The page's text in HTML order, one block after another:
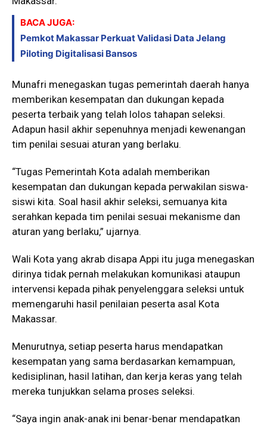
BACA JUGA:
Pemkot Makassar Perkuat Validasi Data Jelang
Piloting Digitalisasi Bansos
Munafri menegaskan tugas pemerintah daerah hanya
memberikan kesempatan dan dukungan kepada
peserta terbaik yang telah lolos tahapan seleksi.
Adapun hasil akhir sepenuhnya menjadi kewenangan
tim penilai sesuai aturan yang berlaku.
“Tugas Pemerintah Kota adalah memberikan
kesempatan dan dukungan kepada perwakilan siswa-
siswi kita. Soal hasil akhir seleksi, semuanya kita
serahkan kepada tim penilai sesuai mekanisme dan
aturan yang berlaku,” ujarnya.
Wali Kota yang akrab disapa Appi itu juga menegaskan
dirinya tidak pernah melakukan komunikasi ataupun
intervensi kepada pihak penyelenggara seleksi untuk
memengaruhi hasil penilaian peserta asal Kota
Makassar.
Menurutnya, setiap peserta harus mendapatkan
kesempatan yang sama berdasarkan kemampuan,
kedisiplinan, hasil latihan, dan kerja keras yang telah
mereka tunjukkan selama proses seleksi.
“Saya ingin anak-anak ini benar-benar mendapatkan